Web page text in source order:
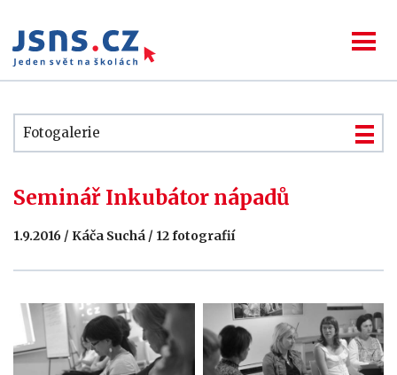
Fotogalerie
Seminář Inkubátor nápadů
1.9.2016 / Káča Suchá / 12 fotografií